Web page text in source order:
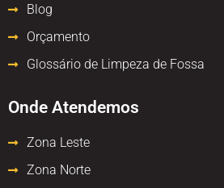
Blog
Orçamento
Glossário de Limpeza de Fossa
Onde Atendemos
Zona Leste
Zona Norte